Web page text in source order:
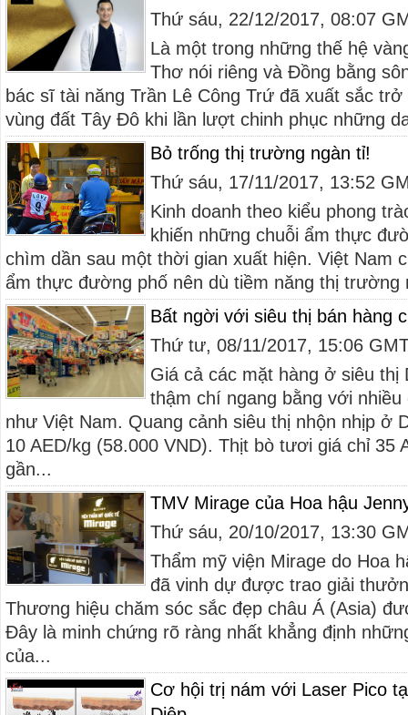
Thứ sáu, 22/12/2017, 08:07
Là một trong những thế hệ
Thơ nói riêng và Đồng bằng
bác sĩ tài năng Trần Lê Công Trứ đã xuất sắc
vùng đất Tây Đô khi lần lượt chinh phục những
Bỏ trống thị trường ngàn tỉ!
Thứ sáu, 17/11/2017, 13:52
Kinh doanh theo kiểu phong
khiến những chuỗi ẩm thực
chìm dần sau một thời gian xuất hiện. Việt Nam
ẩm thực đường phố nên dù tiềm năng thị trường
Bất ngời với siêu thị bán hàng
Thứ tư, 08/11/2017, 15:06
Giá cả các mặt hàng ở siêu thị
thậm chí ngang bằng với
như Việt Nam. Quang cảnh siêu thị nhộn nhịp ở
10 AED/kg (58.000 VND). Thịt bò tươi giá chỉ 35
gần...
TMV Mirage của Hoa hậu
Thứ sáu, 20/10/2017, 13:30
Thẩm mỹ viện Mirage do Hoa
đã vinh dự được trao giải
Thương hiệu chăm sóc sắc đẹp châu Á (Asia)
Đây là minh chứng rõ ràng nhất khẳng định
của...
Cơ hội trị nám với Laser Pico